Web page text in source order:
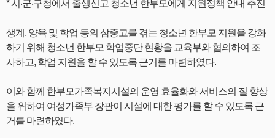
* 시‧군‧구청에서 출생신고 청소년 한부모에게 지원정책 안내 추진
생계, 양육 및 학업 등의 삼중고를 겪는 청소년 한부모 지원을 강화
하기 위해 청소년 한부모 학업중단 현황을 교육부와 협의하여 조
사하고, 학업 지원을 할 수 있도록 근거를 마련하였다.
이와 함께 한부모가족복지시설의 운영 효율화와 서비스의 질 향상
을 위하여 여성가족부 장관이 시설에 대한 평가를 할 수 있도록 근
거를 마련하였다.